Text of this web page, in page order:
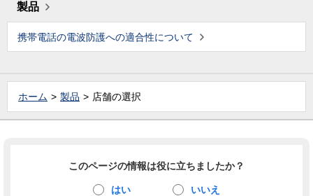
製品
携帯電話の電波防護への適合性について
ホーム 製品 店舗の選択
このページの情報は役に立ちましたか？
はい いいえ